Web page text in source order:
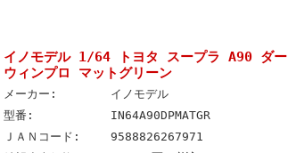
イノモデル 1/64 トヨタ スープラ A90 ダー
ウィンプロ マットグリーン
メーカー:
イノモデル
型番:
IN64A90DPMATGR
ＪＡＮコード:
9588826267971